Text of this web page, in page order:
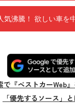
気沸騰！ 欲しい車を
で『ベストカーWeb
「優先するソース」と